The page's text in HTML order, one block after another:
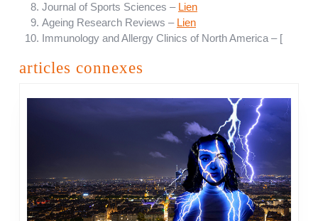
Journal of Sports Sciences – Lien
Ageing Research Reviews – Lien
Immunology and Allergy Clinics of North America – [
articles connexes